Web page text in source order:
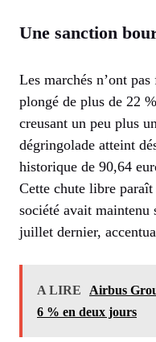
Une sanction
Les marchés n’ont
plongé de plus de 22
creusant un peu plus
dégringolade atteint
historique de 90,64
Cette chute libre
société avait maintenu
juillet dernier,
A LIRE
Airbus
6 % en deux jours